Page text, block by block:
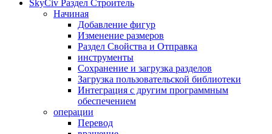
SkyCiv Раздел Строитель
Начиная
Добавление фигур
Изменение размеров
Раздел Свойства и Отправка
инструменты
Сохранение и загрузка разделов
Загрузка пользовательской библиотеки
Интеграция с другим программным
обеспечением
операции
Перевод